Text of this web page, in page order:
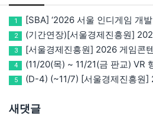
1 [SBA] ‘2026 서울 인디게임 개발 챌
2 (기간연장)[서울경제진흥원] 2026 게임마켓(차이나조이, BIC, 지스
3 [서울경제진흥원] 2026 게임콘텐츠 사업화 지원사업
4 (11/20(목) ~ 11/21(금 판교) VR 행사 추천!! (갤럭시 XR/ 애플 비
5 (D-4) (~11/7) [서울경제진흥원] 2025 SBA X 스마일게이트, ‘게임
새댓글